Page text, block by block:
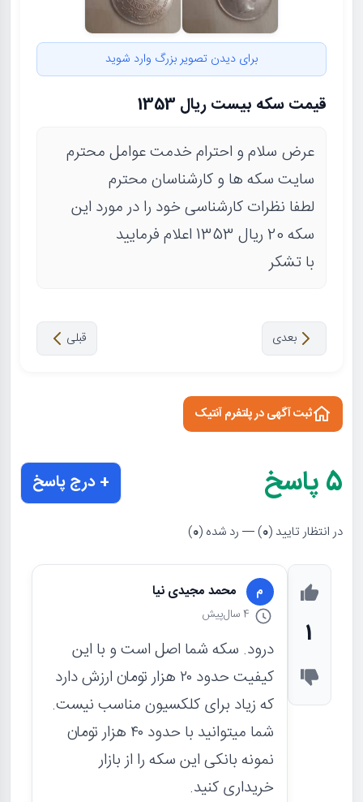
برای دیدن تصویر بزرگ وارد شوید
قیمت سکه بیست ریال 1353
عرض سلام و احترام خدمت عوامل محترم
سایت سکه ها و کارشناسان محترم
لطفا نظرات کارشناسی خود را در مورد این
سکه 20 ریال 1353 اعلام فرمایید
با تشکر
قبلی بعدی
ثبت آگهی در پلتفرم آنتیک
5پاسخ + درج پاسخ
در انتظار تایید (0) — رد شده (0
)
1
م محمد مجیدی نیا
4 سال پیش
درود. سکه شما اصل است و با این
کیفیت حدود ۲۰ هزار تومان ارزش دارد
که زیاد برای کلکسیون مناسب نیست.
شما میتوانید با حدود ۴۰ هزار تومان
نمونه بانکی این سکه را از بازار
خریداری کنید.